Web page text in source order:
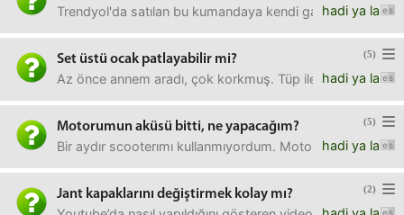
hadi ya la
Trendyol'da satılan bu kumandaya kendi garaj
(5)
Set üstü ocak patlayabilir mi?
hadi ya la
Az önce annem aradı, çok korkmuş. Tüp ile çalışan bir
(5)
Motorumun aküsü bitti, ne yapacağım?
hadi ya la
Bir aydır scooterımı kullanmıyordum. Motoru
(2)
Jant kapaklarını değiştirmek kolay mı?